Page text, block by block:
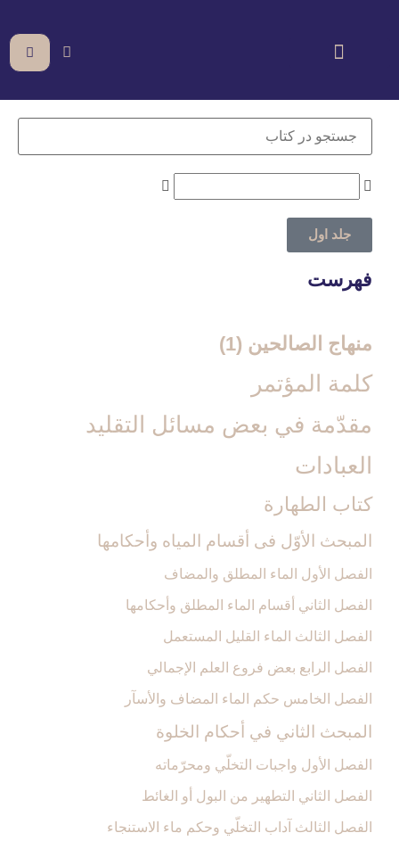
فهرست
جلد اول
منهاج الصالحین (1)
كلمة المؤتمر
مقدّمة في بعض مسائل التقليد
العبادات‏
كتاب الطهارة
المبحث الأوّل فى أقسام المياه وأحكامها
الفصل الأول الماء المطلق والمضاف‏
الفصل الثاني أقسام الماء المطلق وأحكامها
الفصل الثالث الماء القليل المستعمل‏
الفصل الرابع بعض فروع العلم الإجمالي‏
الفصل الخامس حكم الماء المضاف والأسآر
المبحث الثاني في أحكام الخلوة
الفصل الأول واجبات التخلّي ومحرّماته‏
الفصل الثاني التطهير من البول أو الغائط
الفصل الثالث آداب التخلّي وحكم ماء الاستنجاء